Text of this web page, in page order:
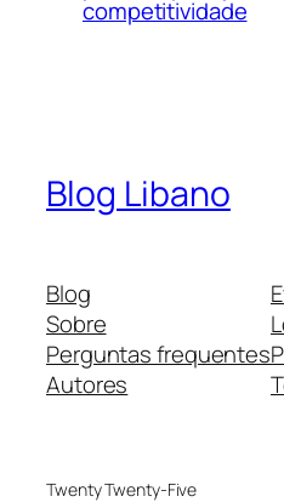
competitividade
Blog Libano
Blog
Sobre
Perguntas frequentes
Autores
Twenty Twenty-Five